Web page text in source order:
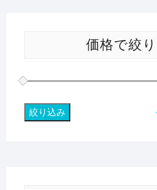
価格で絞
絞り込み